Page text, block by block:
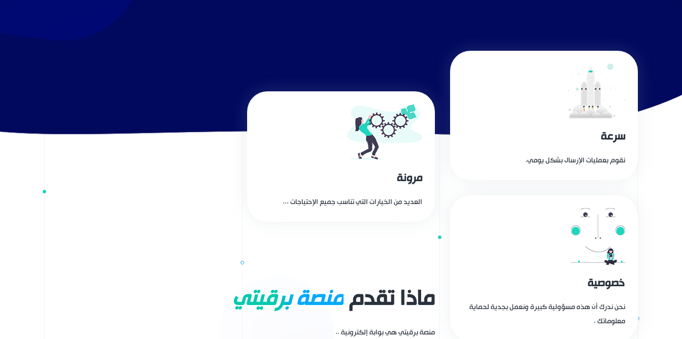
سرعة
نقوم بعمليات الإرسال بشكل يومي.
خصوصية
نحن ندرك أن هذه مسؤولية كبيرة ونعمل بجدية لحماية
معلوماتك .
مرونة
العديد من الخيارات التي تناسب جميع الإحتياجات ...
ماذا تقدممنصة برقيتي
منصة برقيتي هي بوابة إلكترونية ..